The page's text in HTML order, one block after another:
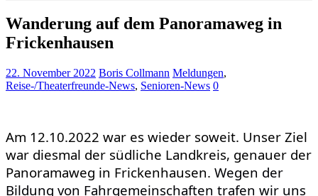
Wanderung auf dem Panoramaweg in
Frickenhausen
22. November 2022 Boris Collmann Meldungen,
Reise-/Theaterfreunde-News, Senioren-News 0
Am 12.10.2022 war es wieder soweit. Unser Ziel
war diesmal der südliche Landkreis, genauer der
Panoramaweg in Frickenhausen. Wegen der
Bildung von Fahrgemeinschaften trafen wir uns